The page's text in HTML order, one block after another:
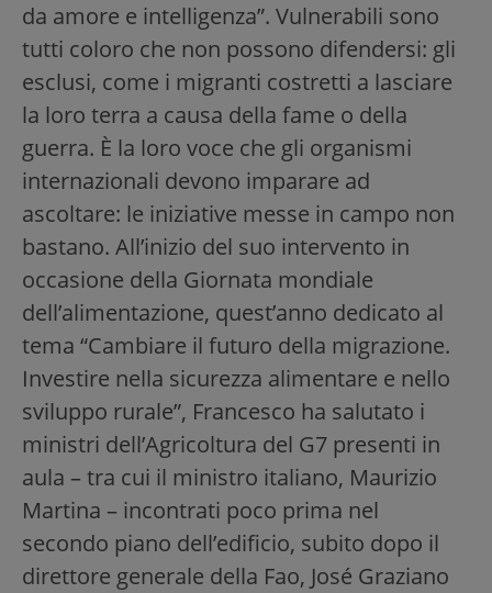
da amore e intelligenza”. Vulnerabili sono
tutti coloro che non possono difendersi: gli
esclusi, come i migranti costretti a lasciare
la loro terra a causa della fame o della
guerra. È la loro voce che gli organismi
internazionali devono imparare ad
ascoltare: le iniziative messe in campo non
bastano. All’inizio del suo intervento in
occasione della Giornata mondiale
dell’alimentazione, quest’anno dedicato al
tema “Cambiare il futuro della migrazione.
Investire nella sicurezza alimentare e nello
sviluppo rurale”, Francesco ha salutato i
ministri dell’Agricoltura del G7 presenti in
aula – tra cui il ministro italiano, Maurizio
Martina – incontrati poco prima nel
secondo piano dell’edificio, subito dopo il
direttore generale della Fao, José Graziano